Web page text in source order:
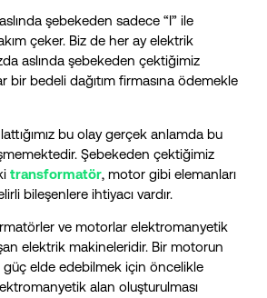
şebekeden sadece “I” ile
çeker. Biz de her ay elektrik
aslında şebekeden çektiğimiz
bir bedeli dağıtım firmasına ödemekle
bu olay gerçek anlamda bu
Şebekeden çektiğimiz
transformatör, motor gibi elemanları
bileşenlere ihtiyacı vardır.
ve motorlar elektromanyetik
elektrik makineleridir. Bir motorun
elde edebilmek için öncelikle
alan oluşturulması